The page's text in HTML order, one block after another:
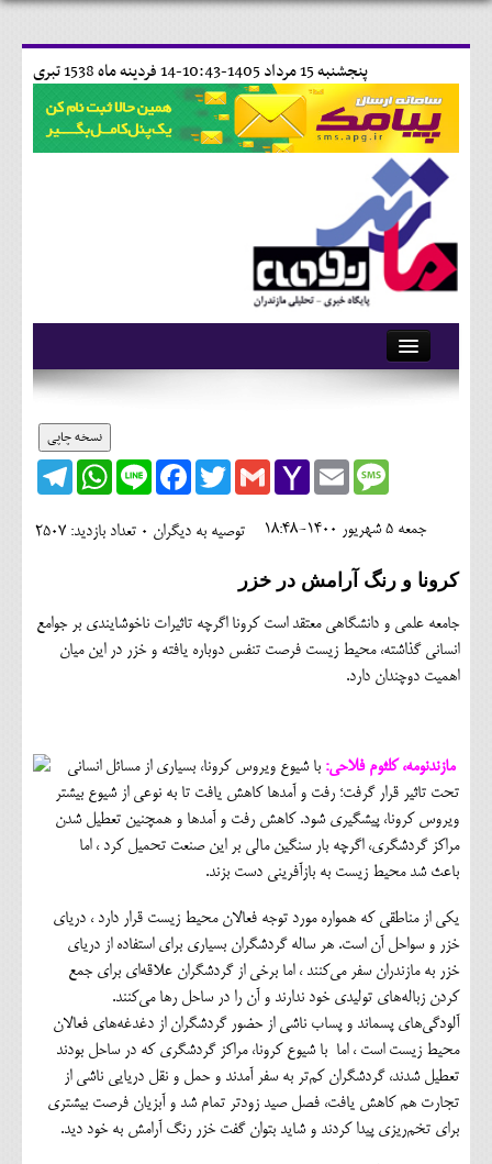
14 فردينه ماه 1538 تبری پنجشنبه 15 مرداد 1405-10:43-
آرشیو
وبلاگ
حقوقی
محیط زیست و گردشگری
اقتصادی
سیاسی
خانه
نسخه چاپی
Telegram
WhatsApp Line
FacebookTwitterGmailYahoo
Mail
EmailMessage
تعداد بازدید: 2507 توصیه به دیگران 0 جمعه 5 شهريور 1400-18:48
کرونا و رنگ آرامش در خزر
جامعه علمی و دانشگاهی معتقد است کرونا اگرچه تاثیرات ناخوشایندی بر جوامع
انسانی گذاشته، محیط زیست فرصت تنفس دوباره یافته و خزر در این میان
اهمیت دوچندان دارد.
مازندنومه، کلثوم فلاحی: با شیوع ویروس کرونا، بسیاری از مسائل انسانی
تحت تاثیر قرار گرفت؛ رفت و آمدها کاهش یافت تا به نوعی از شیوع بیشتر
ویروس کرونا، پیشگیری شود. کاهش رفت و آمدها و همچنین تعطیل شدن
مراکز گردشگری، اگرچه بار سنگین مالی بر این صنعت تحمیل کرد ، اما
باعث شد محیط زیست به بازآفرینی دست بزند.
یکی از مناطقی که همواره مورد توجه فعالان محیط زیست قرار دارد ، دریای
خزر و سواحل آن است. هر ساله گردشگران بسیاری برای استفاده از دریای
خزر به مازندران سفر می‌کنند ، اما برخی از گردشگران علاقه‌ای برای جمع
کردن زباله‌های تولیدی خود ندارند و آن را در ساحل رها می‎‌کنند.
آلودگی‌های پسماند و پساب ناشی از حضور گردشگران از دغدغه‌های فعالان
محیط زیست است ، اما با شیوع کرونا، مراکز گردشگری که در ساحل بودند
تعطیل شدند، گردشگران کم‌تر به سفر آمدند و حمل و نقل دریایی ناشی از
تجارت هم کاهش یافت، فصل صید زودتر تمام شد و آبزیان فرصت بیشتری
برای تخم‌ریزی پیدا کردند و شاید بتوان گفت خزر رنگ آرامش به خود دید.